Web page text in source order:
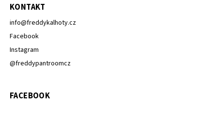
KONTAKT
info@freddykalhoty.cz
Facebook
Instagram
@freddypantroomcz
FACEBOOK